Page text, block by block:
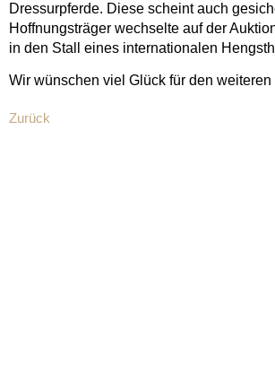
Dressurpferde. Diese scheint auch
Hoffnungsträger wechselte auf der
in den Stall eines internationalen
Wir wünschen viel Glück für den weiteren
Zurück